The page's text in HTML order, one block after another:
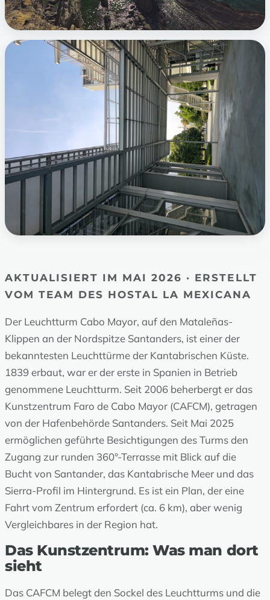
AKTUALISIERT IM MAI 2026 · ERSTELLT
VOM TEAM DES HOSTAL LA MEXICANA
Der Leuchtturm Cabo Mayor, auf den Mataleñas-
Klippen an der Nordspitze Santanders, ist einer der
bekanntesten Leuchttürme der Kantabrischen Küste.
1839 erbaut, war er der erste in Spanien in Betrieb
genommene Leuchtturm. Seit 2006 beherbergt er das
Kunstzentrum Faro de Cabo Mayor (CAFCM), getragen
von der Hafenbehörde Santanders. Seit Mai 2025
ermöglichen geführte Besichtigungen des Turms den
Zugang zur runden 360°-Terrasse mit Blick auf die
Bucht von Santander, das Kantabrische Meer und das
Sierra-Profil im Hintergrund. Es ist ein Plan, der eine
Fahrt vom Zentrum erfordert (ca. 6 km), aber wenig
Vergleichbares in der Region hat.
Das Kunstzentrum: Was man dort
sieht
Das CAFCM belegt den Sockel des Leuchtturms und die